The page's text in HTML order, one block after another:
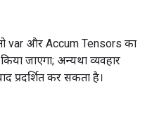
var और Accum Tensors का
जाएगा; अन्यथा व्यवहार
प्रदर्शित कर सकता है।